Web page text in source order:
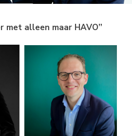
met alleen maar HAVO”